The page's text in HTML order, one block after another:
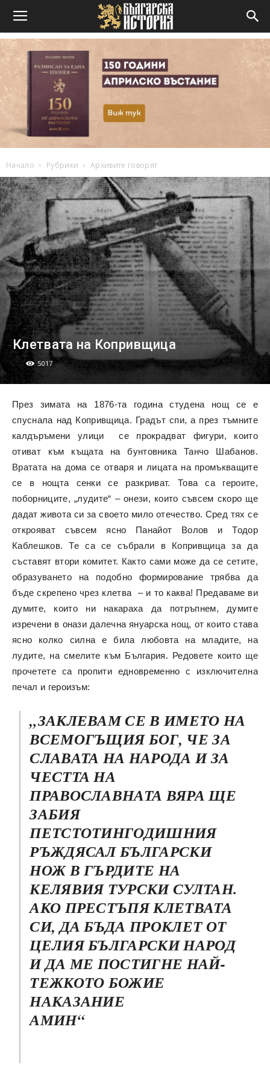
Начало Рубрики Архивите говорят
Клетвата на Копривщица
5017
През зимата на 1876-та година студена нощ се е
спуснала над Копривщица. Градът спи, а през тъмните
калдъръмени улици се прокрадват фигури, които
отиват към къщата на бунтовника Танчо Шабанов.
Вратата на дома се отваря и лицата на промъкващите
се в нощта сенки се разкриват. Това са героите,
поборниците, „лудите“ – онези, които съвсем скоро ще
дадат живота си за своето мило отечество. Сред тях се
открояват съвсем ясно Панайот Волов и Тодор
Каблешков. Те са се събрали в Копривщица за да
съставят втори комитет. Както сами може да се сетите,
образуването на подобно формирование трябва да
бъде скрепено чрез клетва – и то каква! Предаваме ви
думите, които ни накараха да потръпнем, думите
изречени в онази далечна януарска нощ, от които става
ясно колко силна е била любовта на младите, на
лудите, на смелите към България. Редовете които ще
прочетете са пропити едновременно с изключителна
печал и героизъм:
„ЗАКЛЕВАМ СЕ В ИМЕТО НА
ВСЕМОГЪЩИЯ БОГ, ЧЕ ЗА
СЛАВАТА НА НАРОДА И ЗА
ЧЕСТТА НА
ПРАВОСЛАВНАТА ВЯРА ЩЕ
ЗАБИЯ
ПЕТСТОТИНГОДИШНИЯ
РЪЖДЯСАЛ БЪЛГАРСКИ
НОЖ В ГЪРДИТЕ НА
КЕЛЯВИЯ ТУРСКИ СУЛТАН.
АКО ПРЕСТЪПЯ КЛЕТВАТА
СИ, ДА БЪДА ПРОКЛЕТ ОТ
ЦЕЛИЯ БЪЛГАРСКИ НАРОД
И ДА МЕ ПОСТИГНЕ НАЙ-
ТЕЖКОТО БОЖИЕ
НАКАЗАНИЕ
АМИН“